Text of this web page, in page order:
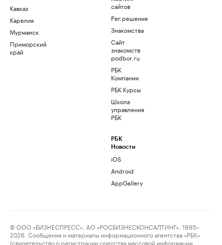
Кавказ
Карелия
Мурманск
Приморский
край
сайтов
Рег.решения
Знакомства
Сайт
знакомств
podbor.ru
РБК
Компании
РБК Курсы
Школа
управления
РБК
РБК
Новости
iOS
Android
AppGallery
© ООО «БИЗНЕСПРЕСС», АО «РОСБИЗНЕСКОНСАЛТИНГ», 1995–
2026. Сообщения и материалы информационного агентства «РБК»
(свидетельство о регистрации средства массовой информации